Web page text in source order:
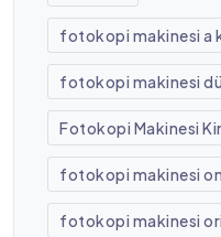
fotokopi makinesi a
fotokopi makinesi
Fotokopi Makinesi
fotokopi makinesi
fotokopi makinesi